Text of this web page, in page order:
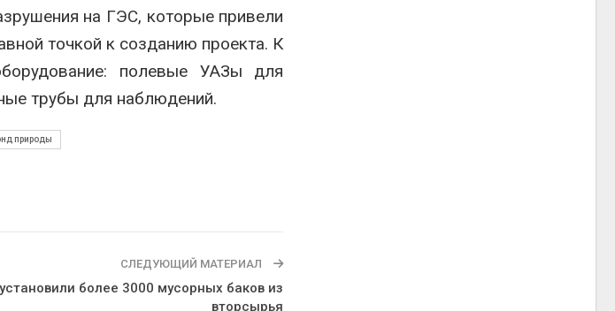
на ГЭС, которые привели
точкой к созданию проекта. К
полевые УАЗы для
трубы для наблюдений.
природы
СЛЕДУЮЩИЙ МАТЕРИАЛ
более 3000 мусорных баков из
вторсырья